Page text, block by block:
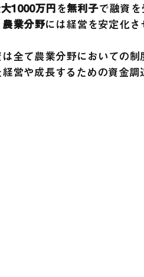
1000万円 を無利子で融資
農業分野には経営を安定化
は全て農業分野においての
営や成長するための資金調